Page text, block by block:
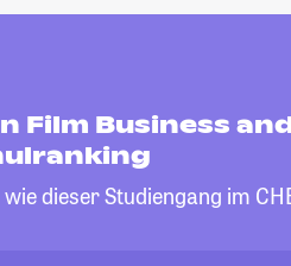
Film Business
dieser Studiengang im